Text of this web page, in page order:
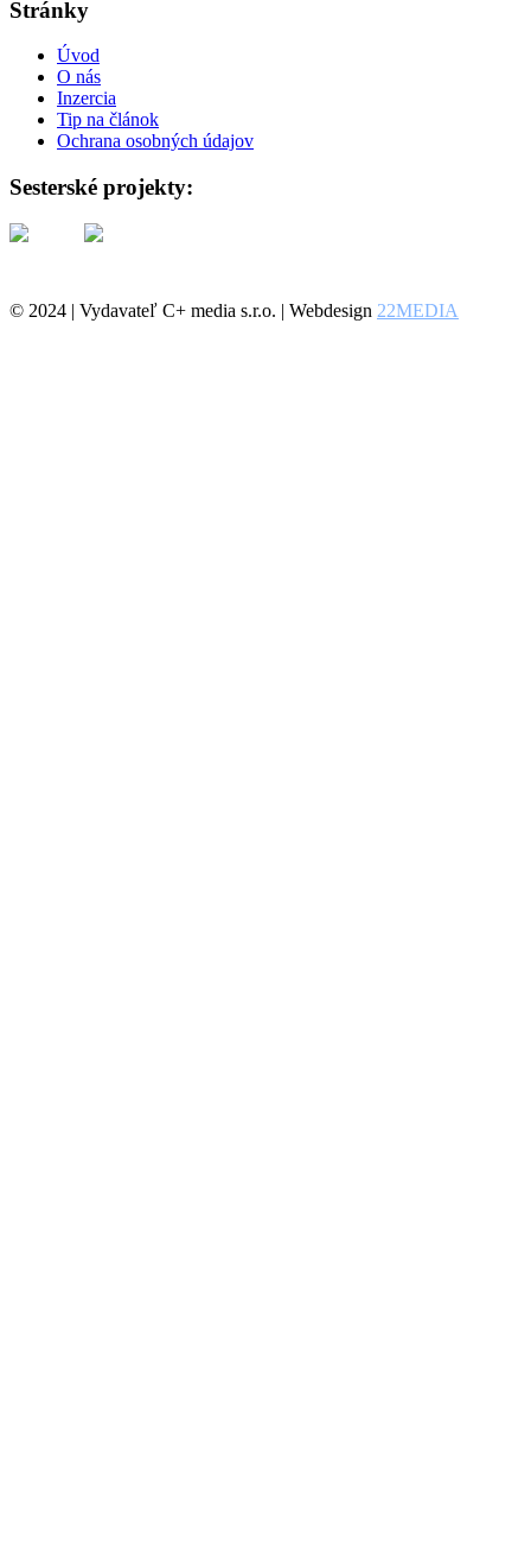
Stránky
Úvod
O nás
Inzercia
Tip na článok
Ochrana osobných údajov
Sesterské projekty:
© 2024 | Vydavateľ C+ media s.r.o. | Webdesign 22MEDIA